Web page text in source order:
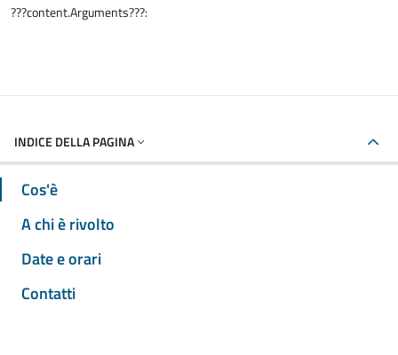
???content.Arguments???:
INDICE DELLA PAGINA
Cos'è
A chi è rivolto
Date e orari
Contatti